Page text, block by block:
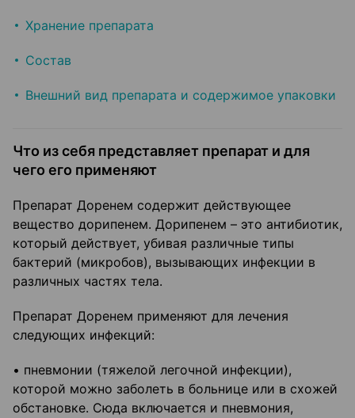
Хранение препарата
Состав
Внешний вид препарата и содержимое упаковки
Что из себя представляет препарат и для
чего его применяют
Препарат Доренем содержит действующее
вещество дорипенем. Дорипенем – это антибиотик,
который действует, убивая различные типы
бактерий (микробов), вызывающих инфекции в
различных частях тела.
Препарат Доренем применяют для лечения
следующих инфекций:
• пневмонии (тяжелой легочной инфекции),
которой можно заболеть в больнице или в схожей
обстановке. Сюда включается и пневмония,